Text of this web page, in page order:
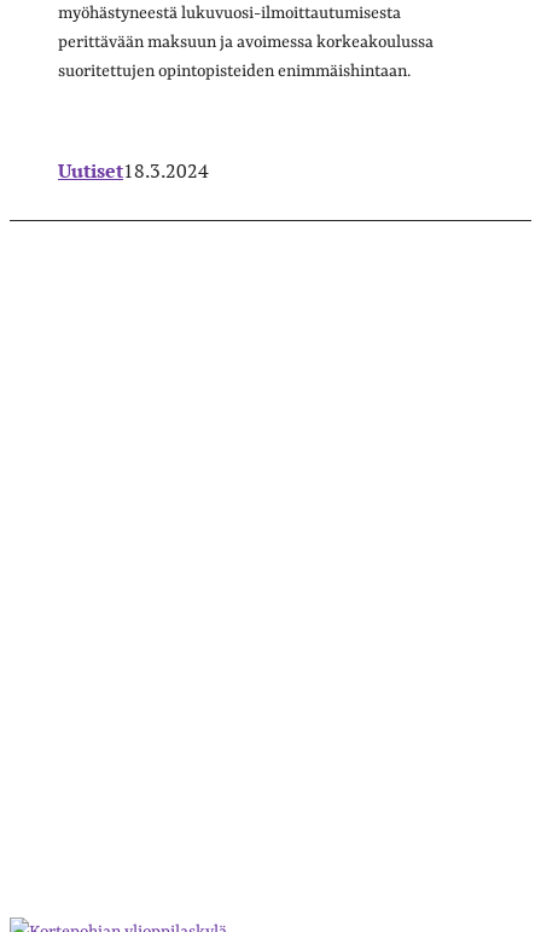
myöhästyneestä lukuvuosi-ilmoittautumisesta
perittävään maksuun ja avoimessa korkeakoulussa
suoritettujen opintopisteiden enimmäishintaan.
Uutiset18.3.2024